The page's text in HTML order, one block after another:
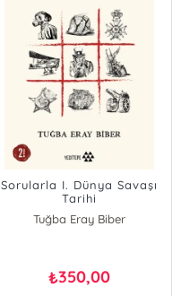
Sorularla I. Dünya Savaşı
Tarihi
Tuğba Eray Biber
₺350,00